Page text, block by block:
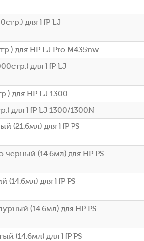
для HP LJ
для HP LJ Pro M435nw
для HP LJ
для HP LJ 1300
для HP LJ 1300/1300N
(21.6мл) для HP PS
(14.6мл) для HP PS
(14.6мл) для HP PS
(14.6мл) для HP PS
(14.6мл) для HP PS